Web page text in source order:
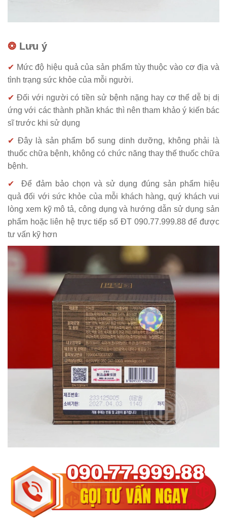
❂ Lưu ý
✔ Mức độ hiệu quả của sản phẩm tùy thuộc vào cơ địa và
tình trạng sức khỏe của mỗi người.
✔ Đối với người có tiền sử bệnh nặng hay cơ thể dễ bị dị
ứng với các thành phần khác thì nên tham khảo ý kiến bác
sĩ trước khi sử dụng
✔ Đây là sản phẩm bổ sung dinh dưỡng, không phải là
thuốc chữa bệnh, không có chức năng thay thế thuốc chữa
bệnh.
✔
Để đảm bảo chọn và sử dụng đúng sản phẩm hiệu
quả đối với sức khỏe của mỗi khách hàng, quý khách vui
lòng xem kỹ mô tả, công dụng và hướng dẫn sử dụng sản
phẩm hoặc liên hệ trực tiếp số ĐT 090.77.999.88 để được
tư vấn kỹ hơn